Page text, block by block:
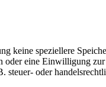
keine speziellere
oder eine Einwilligung
steuer- oder